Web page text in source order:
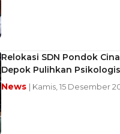
Relokasi SDN Pondok
Depok Pulihkan
News | Kamis, 15 Desember